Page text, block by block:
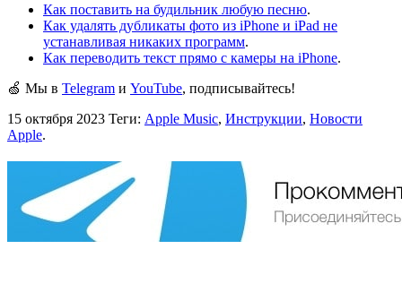
Как поставить на будильник любую песню.
Как удалять дубликаты фото из iPhone и iPad не
устанавливая никаких программ.
Как переводить текст прямо с камеры на iPhone.
🍏 Мы в Telegram и YouTube, подписывайтесь!
15 октября 2023 Теги: Apple Music, Инструкции, Новости
Apple.